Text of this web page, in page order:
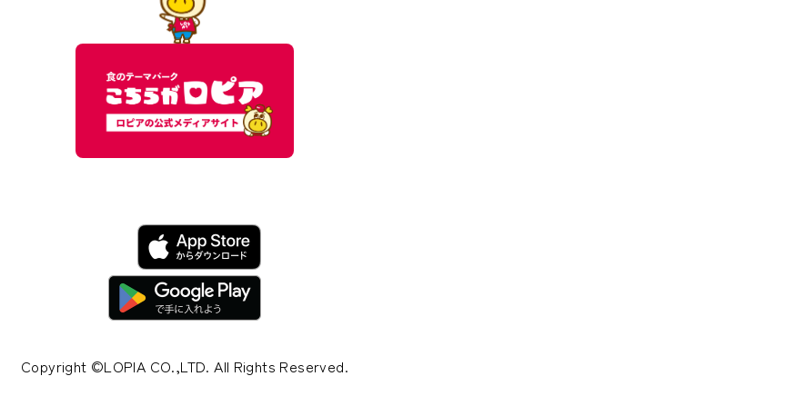
Copyright ©LOPIA CO.,LTD. All Rights Reserved.